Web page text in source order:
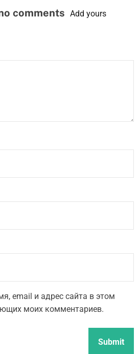
comments Add yours
email и адрес сайта в этом
моих комментариев.